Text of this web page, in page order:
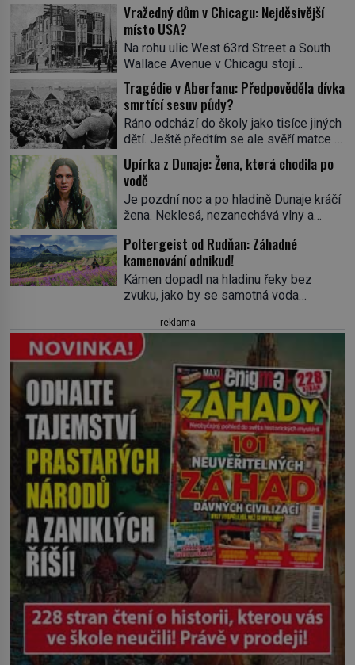
Vražedný dům v Chicagu: Nejděsivější
místo USA?
Na rohu ulic West 63rd Street a South
Wallace Avenue v Chicagu stojí
nenápadná pošta. Nemá žádný speciální
nápis ani pamětní desku. A přesto prý
místní zaměstnanci neradi chodí do
sklepa. Právě tady totiž sídlil sériový
vrah H. H. Holmes a také
nejpropracovanější past na lidi
v dějinách americké kriminalistiky.
Herman Webster Mudgett (1861–1896)
přijíždí […]
Tragédie v Aberfanu: Předpověděla dívka
smrtící sesuv půdy?
Ráno odchází do školy jako tisíce jiných
dětí. Ještě předtím se ale svěří matce s
podivným snem. Ve škole, kterou dobře
zná, tentokrát nevidí budovu ani
spolužáky. Místo nich se před ní tyčí
cosi temného. O několik hodin později je
mrtvá. Mohla devítiletá Zahlédla vlastní
osud? Dne 21. října 1966 se velšská
vesnice Aberfan […]
Upírka z Dunaje: Žena, která chodila po
vodě
Je pozdní noc a po hladině Dunaje kráčí
žena. Neklesá, nezanechává vlny a
pod ní byla dlažbou. Muž, který ji z
břehu pozoruje, ji údajně poznává, jenže
Ruža Vlajna má být v tu chvíli mrtvá celé
století. Vesnice Kisiljevo v
nevyřízené účty. […]
Poltergeist od Rudňan: Záhadné
kamenování odnikud!
Kámen dopadl na hladinu řeky bez
zvuku, jako by se samotná voda
bolestně strhl ruku, ale další úder ho
zasáhl dříve, než si vůbec uvědomil
pohyb: tiše, nelidsky přesně. „Odkud…?“
zachrčel starší student, ale v houštině
na břehu nebyl nikdo, kdo by po nich
mohl cokoliv házet. A když se […]
reklama